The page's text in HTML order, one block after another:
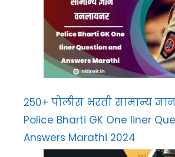
250+ पोलीस भरती सामान्य
Police Bharti GK One liner
Answers Marathi 2024